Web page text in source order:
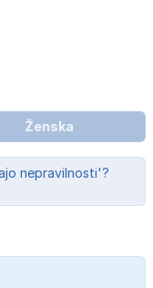
Ženska
nepravilnosti'?